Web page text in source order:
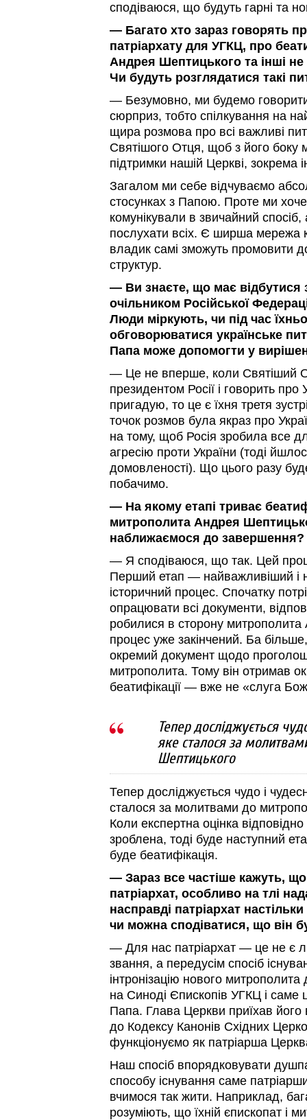
сподіваюся, що будуть гарні та
— Багато хто зараз говорять
патріархату для УГКЦ, про
Андрея Шептицького та інші
Чи будуть розглядатися такі
— Безумовно, ми будемо
сюрприз, тобто спілкування на
щира розмова про всі важливі
Святішого Отця, щоб з його боку
підтримки нашій Церкві, зокрема
Загалом ми себе відчуваємо
стосунках з Папою. Проте ми
комунікували в звичайний
послухати всіх. Є ширша мережа
владик самі зможуть промовити
структур.
— Ви знаєте, що має відбутися
очільником Російської
Люди міркують, чи під час
обговорюватися українське
Папа може допомогти у
— Це не вперше, коли Святіший
президентом Росії і говорить про
пригадую, то це є їхня третя
точок розмов була якраз про
на тому, щоб Росія зробила все
агресію проти України (тоді
домовленості). Що цього разу
побачимо.
— На якому етапі триває
митрополита Андрея
наближаємося до завершення?
— Я сподіваюся, що так. Цей
Перший етап — найважливіший і
історичний процес. Спочатку
опрацювати всі документи,
робилися в сторону
процес уже закінчений. Ба
окремий документ щодо
митрополита. Тому він отримав
беатифікації — вже не «слуга
Тепер досліджується
яке сталося за
Шептицького
Тепер досліджується чудо і
сталося за молитвами до
Коли експертна оцінка
зроблена, тоді буде наступний
буде беатифікація.
— Зараз все частіше кажуть,
патріархат, особливо на тлі
насправді патріархат
чи можна сподіватися, що він
— Для нас патріархат — це не є
звання, а передусім спосіб
інтронізацію нового
на Синоді Єпископів УГКЦ і саме
Папа. Глава Церкви приїхав його
до Кодексу Канонів Східних
функціонуємо як патріарша
Наш спосіб впорядковувати
способу існування саме
вчимося так жити. Наприклад,
розуміють, що їхній єпископат і